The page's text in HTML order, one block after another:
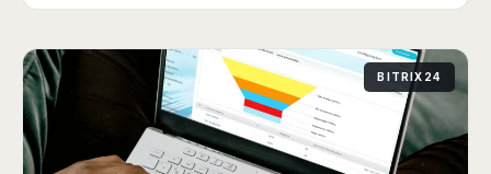
BITRIX24